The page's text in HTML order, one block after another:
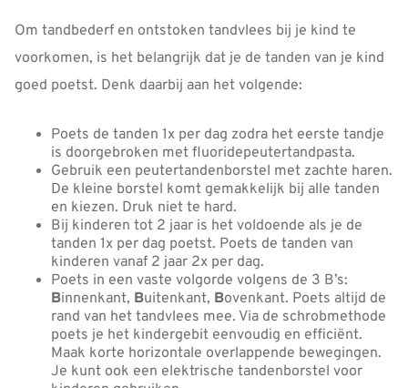
Om tandbederf en ontstoken tandvlees bij je kind te
voorkomen, is het belangrijk dat je de tanden van je kind
goed poetst. Denk daarbij aan het volgende:
Poets de tanden 1x per dag zodra het eerste tandje
is doorgebroken met fluoridepeutertandpasta.
Gebruik een peutertandenborstel met zachte haren.
De kleine borstel komt gemakkelijk bij alle tanden
en kiezen. Druk niet te hard.
Bij kinderen tot 2 jaar is het voldoende als je de
tanden 1x per dag poetst. Poets de tanden van
kinderen vanaf 2 jaar 2x per dag.
Poets in een vaste volgorde volgens de 3 B’s:
Binnenkant, Buitenkant, Bovenkant. Poets altijd de
rand van het tandvlees mee. Via de schrobmethode
poets je het kindergebit eenvoudig en efficiënt.
Maak korte horizontale overlappende bewegingen.
Je kunt ook een elektrische tandenborstel voor